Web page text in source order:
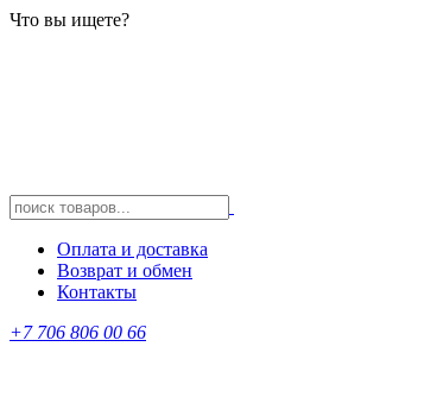
Что вы ищете?
Оплата и доставка
Возврат и обмен
Контакты
+7 706 806 00 66